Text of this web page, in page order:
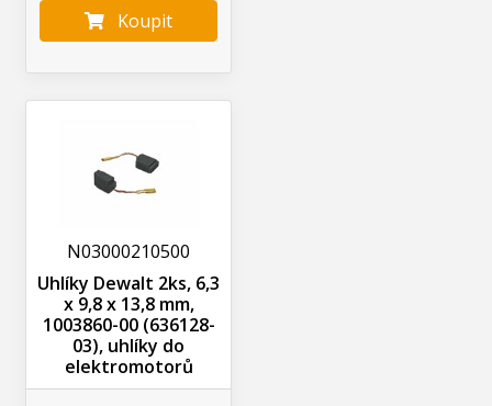
Koupit
N03000210500
Uhlíky Dewalt 2ks, 6,3
x 9,8 x 13,8 mm,
1003860-00 (636128-
03), uhlíky do
elektromotorů